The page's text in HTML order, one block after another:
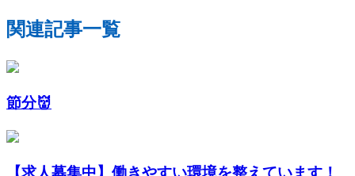
関連記事一覧
節分👹
【求人募集中】働きやすい環境を整えています！